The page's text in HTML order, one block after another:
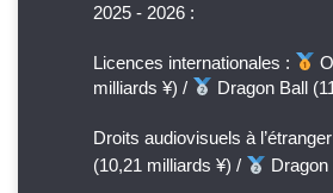
2025 - 2026 :
Licences internationales :
milliards ¥) /
Dragon Ball
Droits audiovisuels à
(10,21 milliards ¥) /
Dragon